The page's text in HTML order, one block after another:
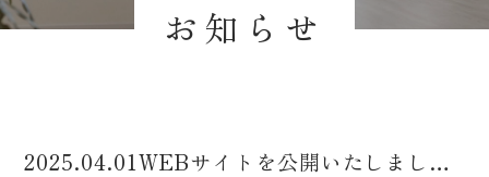
お知らせ
2025.04.01 WEBサイトを公開いたしました。